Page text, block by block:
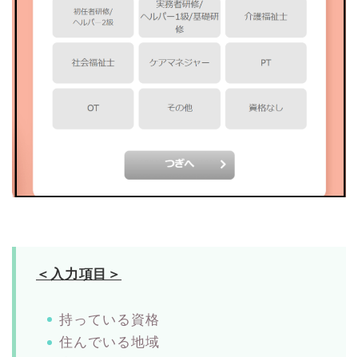
＜入力項目＞
持っている資格
住んでいる地域